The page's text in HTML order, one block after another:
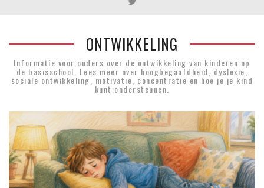
ONTWIKKELING
Informatie voor ouders over de ontwikkeling van kinderen op
de basisschool. Lees meer over hoogbegaafdheid, dyslexie,
sociale ontwikkeling, motivatie, concentratie en hoe je je kind
kunt ondersteunen.